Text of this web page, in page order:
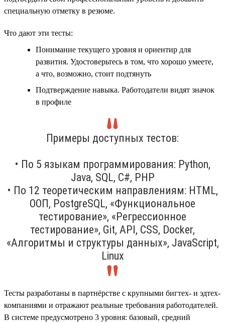
специальную отметку в резюме.
Что дают эти тесты:
Понимание текущего уровня и ориентир для
развития. Удостоверьтесь в том, что хорошо умеете,
а что, возможно, стоит подтянуть
Подтверждение навыка. Работодатели видят значок
в профиле
Примеры доступных тестов:
• По 5 языкам программирования: Python,
Java, SQL, C#, PHP
• По 12 теоретическим направлениям: HTML,
ООП, PostgreSQL, «Функциональное
тестирование», «Регрессионное
тестирование», Git, API, CSS, Docker,
«Алгоритмы и структуры данных», JavaScript,
Linux
Тесты разработаны в партнёрстве с крупными бигтех- и эдтех-
компаниями и отражают реальные требования работодателей.
В системе предусмотрено 3 уровня: базовый, средний